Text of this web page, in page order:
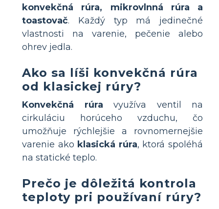
konvekčná rúra, mikrovlnná rúra a
toastovač. Každý typ má jedinečné
vlastnosti na varenie, pečenie alebo
ohrev jedla.
Ako sa líši konvekčná rúra
od klasickej rúry?
Konvekčná rúra využíva ventil na
cirkuláciu horúceho vzduchu, čo
umožňuje rýchlejšie a rovnomernejšie
varenie ako klasická rúra, ktorá spoléhá
na statické teplo.
Prečo je dôležitá kontrola
teploty pri používaní rúry?